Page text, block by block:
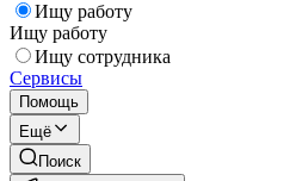
Ищу работу
Ищу работу
Ищу сотрудника
Сервисы
Помощь
Ещё
Поиск